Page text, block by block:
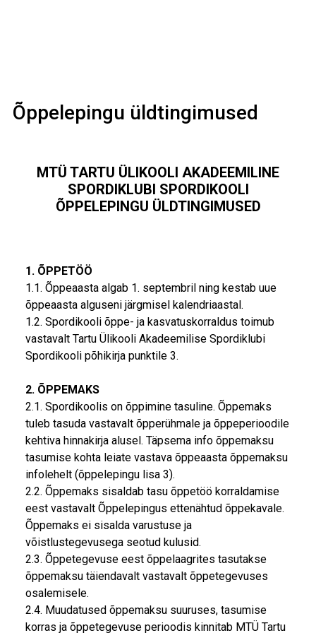
Õppelepingu üldtingimused
MTÜ TARTU ÜLIKOOLI AKADEEMILINE
SPORDIKLUBI SPORDIKOOLI
ÕPPELEPINGU ÜLDTINGIMUSED
1. ÕPPETÖÖ
1.1. Õppeaasta algab 1. septembril ning kestab uue
õppeaasta alguseni järgmisel kalendriaastal.
1.2. Spordikooli õppe- ja kasvatuskorraldus toimub
vastavalt Tartu Ülikooli Akadeemilise Spordiklubi
Spordikooli põhikirja punktile 3.
2. ÕPPEMAKS
2.1. Spordikoolis on õppimine tasuline. Õppemaks
tuleb tasuda vastavalt õpperühmale ja õppeperioodile
kehtiva hinnakirja alusel. Täpsema info õppemaksu
tasumise kohta leiate vastava õppeaasta õppemaksu
infolehelt (õppelepingu lisa 3).
2.2. Õppemaks sisaldab tasu õppetöö korraldamise
eest vastavalt Õppelepingus ettenähtud õppekavale.
Õppemaks ei sisalda varustuse ja
võistlustegevusega seotud kulusid.
2.3. Õppetegevuse eest õppelaagrites tasutakse
õppemaksu täiendavalt vastavalt õppetegevuses
osalemisele.
2.4. Muudatused õppemaksu suuruses, tasumise
korras ja õppetegevuse perioodis kinnitab MTÜ Tartu